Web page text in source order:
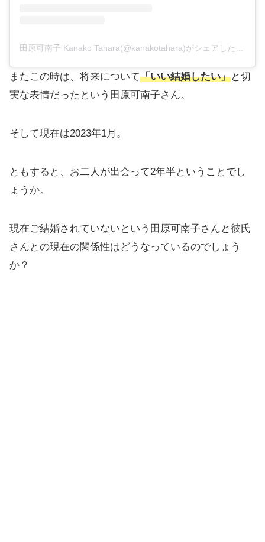
田原可南子 Kanako Tahara(@kanakotahara)がシェアした投稿
またこの時は、将来について「いい結婚したい」と切
実な表情だったという田原可南子さん。
そして現在は2023年1月。
ともすると、お二人が出会って2年半ということでし
ょうか。
現在ご結婚されていないという田原可南子さんと彼氏
さんとの現在の関係性はどうなっているのでしょう
か？